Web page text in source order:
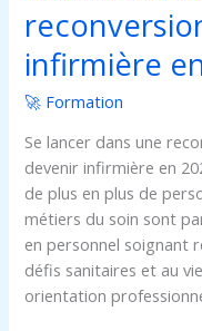
infirmière
🚀 Formation
Se lancer dans une
devenir infirmière en
de plus en plus de
métiers du soin sont
en personnel soignant
défis sanitaires et au
orientation